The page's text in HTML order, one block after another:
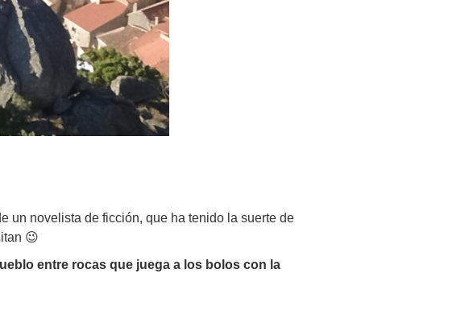
un novelista de ficción, que ha tenido la suerte de
😉
entre rocas que juega a los bolos con la